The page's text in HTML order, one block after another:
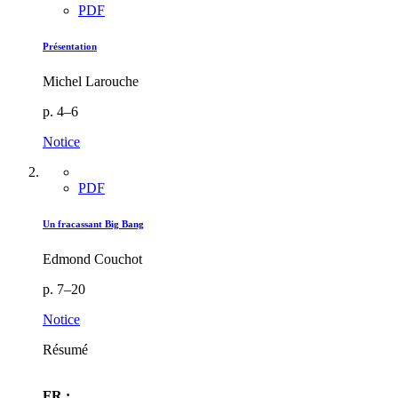
PDF
Présentation
Michel Larouche
p. 4–6
Notice
PDF
Un fracassant Big Bang
Edmond Couchot
p. 7–20
Notice
Résumé